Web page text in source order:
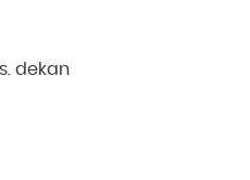
dekan